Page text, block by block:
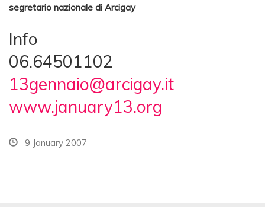
segretario nazionale di Arcigay
Info
06.64501102
13gennaio@arcigay.it
www.january13.org
9 January 2007